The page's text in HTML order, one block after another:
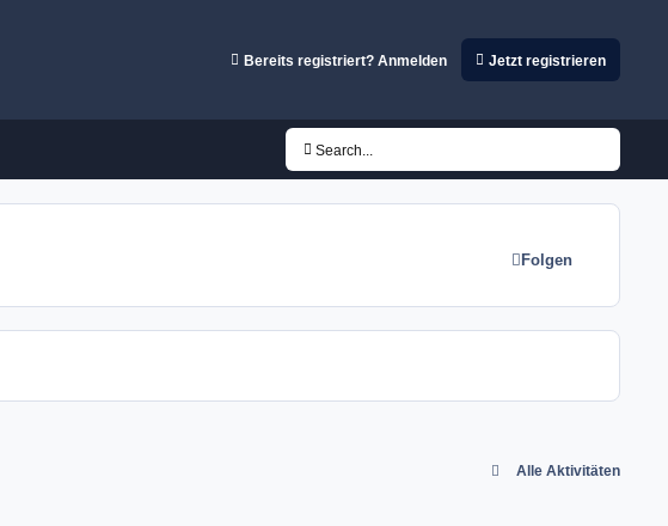
Bereits registriert? Anmelden Jetzt registrieren
Search...
Folgen
Alle Aktivitäten